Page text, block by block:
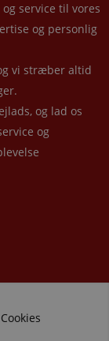
service til vores
og personlig
vi stræber altid
og lad os
og
Cookies